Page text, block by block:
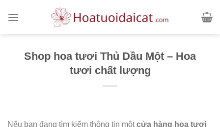
Shop hoa tươi Thủ Dầu Một – Hoa
tươi chất lượng
Nếu bạn đang tìm kiếm thông tin mộtcửa hàng hoa tươi